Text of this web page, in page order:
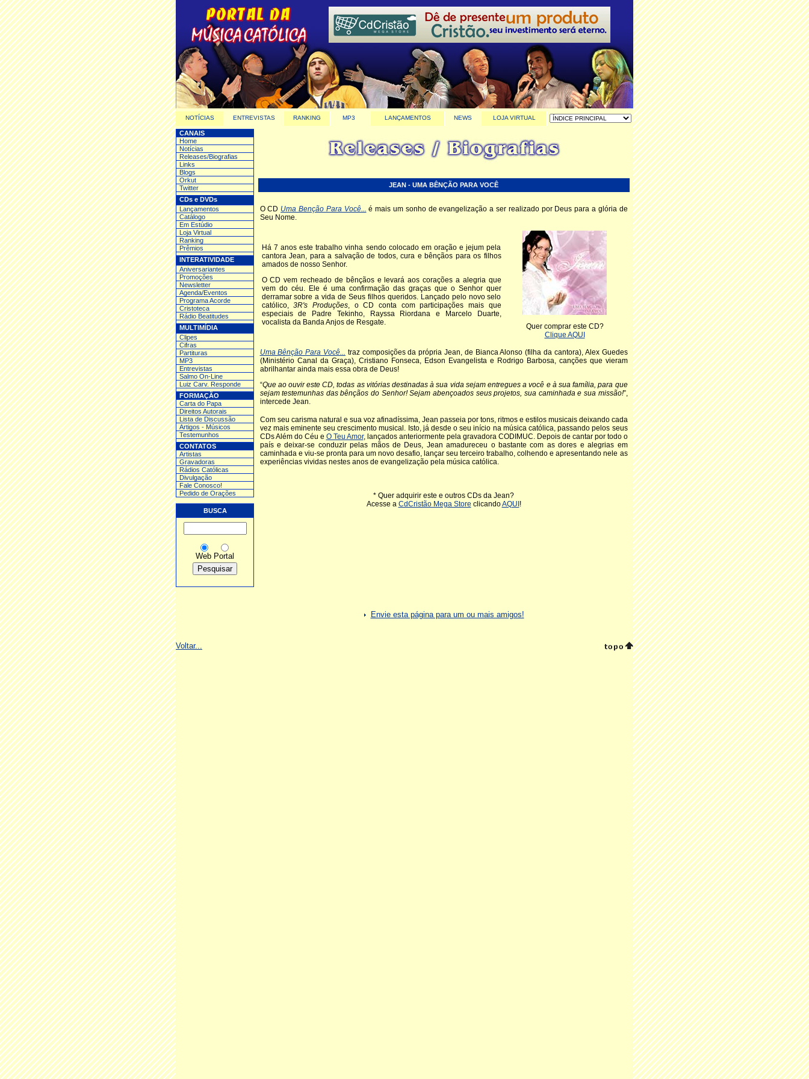
NOTÍCIAS ENTREVISTAS RANKING MP3 LANÇAMENTOS NEWS LOJA VIRTUAL
CANAIS
Home
Notícias
Releases/Biografias
Links
Blogs
Orkut
Twitter
CDs e DVDs
Lançamentos
Catálogo
Em Estúdio
Loja Virtual
Ranking
Prêmios
INTERATIVIDADE
Aniversariantes
Promoções
Newsletter
Agenda/Eventos
Programa Acorde
Cristoteca
Rádio Beatitudes
MULTIMÍDIA
Clipes
Cifras
Partituras
MP3
Entrevistas
Salmo On-Line
Luiz Carv. Responde
FORMAÇÃO
Carta do Papa
Direitos Autorais
Lista de Discussão
Artigos - Músicos
Testemunhos
CONTATOS
Artistas
Gravadoras
Rádios Católicas
Divulgação
Fale Conosco!
Pedido de Orações
BUSCA
Web Portal
JEAN - UMA BÊNÇÃO PARA VOCÊ
O CD Uma Benção Para Você... é mais um sonho de evangelização a ser realizado por Deus para a glória de
Seu Nome.
Há 7 anos este trabalho vinha sendo colocado em oração e jejum pela
cantora Jean, para a salvação de todos, cura e bênçãos para os filhos
amados de nosso Senhor.
O CD vem recheado de bênçãos e levará aos corações a alegria que
vem do céu. Ele é uma confirmação das graças que o Senhor quer
derramar sobre a vida de Seus filhos queridos. Lançado pelo novo selo
católico,3R's Produções, o CD conta com participações mais que
especiais de Padre Tekinho, Rayssa Riordana e Marcelo Duarte,
vocalista da Banda Anjos de Resgate.
Quer comprar este CD?
Clique AQUI
Uma Bênção Para Você... traz composições da própria Jean, de Bianca Alonso (filha da cantora), Alex Guedes
(Ministério Canal da Graça), Cristiano Fonseca, Edson Evangelista e Rodrigo Barbosa, canções que vieram
abrilhantar ainda mais essa obra de Deus!
“Que ao ouvir este CD, todas as vitórias destinadas à sua vida sejam entregues a você e à sua família, para que
sejam testemunhas das bênçãos do Senhor! Sejam abençoados seus projetos, sua caminhada e sua missão!”,
intercede Jean.
Com seu carisma natural e sua voz afinadíssima, Jean passeia por tons, ritmos e estilos musicais deixando cada
vez mais eminente seu crescimento musical. Isto, já desde o seu início na música católica, passando pelos seus
CDs Além do Céu e O Teu Amor, lançados anteriormente pela gravadora CODIMUC. Depois de cantar por todo o
país e deixar-se conduzir pelas mãos de Deus, Jean amadureceu o bastante com as dores e alegrias em
caminhada e viu-se pronta para um novo desafio, lançar seu terceiro trabalho, colhendo e apresentando nele as
experiências vividas nestes anos de evangelização pela música católica.
* Quer adquirir este e outros CDs da Jean?
Acesse a CdCristão Mega Store clicandoAQUI !
Envie esta página para um ou mais amigos!
Voltar...